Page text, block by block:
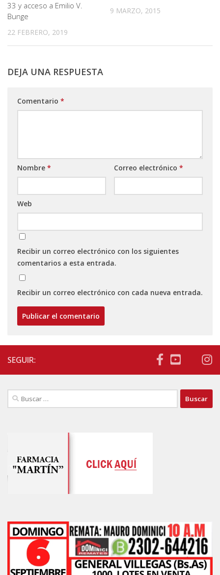
33 y acceso a Emilio V.
Bunge
22 FEBRERO, 2019
9 MARZO, 2015
DEJA UNA RESPUESTA
Comentario *
Nombre * Correo electrónico *
Web
Recibir un correo electrónico con los siguientes
comentarios a esta entrada.
Recibir un correo electrónico con cada nueva entrada.
SEGUIR:
Buscar: